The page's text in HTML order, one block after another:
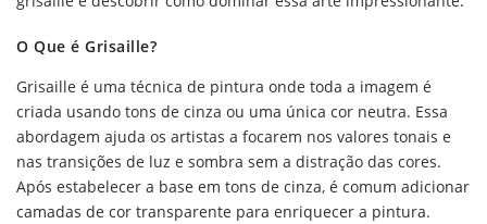
O Que é Grisaille?
Grisaille é uma técnica de pintura onde toda a imagem é
criada usando tons de cinza ou uma única cor neutra. Essa
abordagem ajuda os artistas a focarem nos valores tonais e
nas transições de luz e sombra sem a distração das cores.
Após estabelecer a base em tons de cinza, é comum adicionar
camadas de cor transparente para enriquecer a pintura.